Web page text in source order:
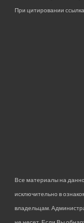
При цитировании
Все материалы на
исключительно в
владельцам.